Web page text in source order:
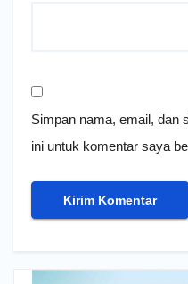
Simpan nama, email, dan
ini untuk komentar saya